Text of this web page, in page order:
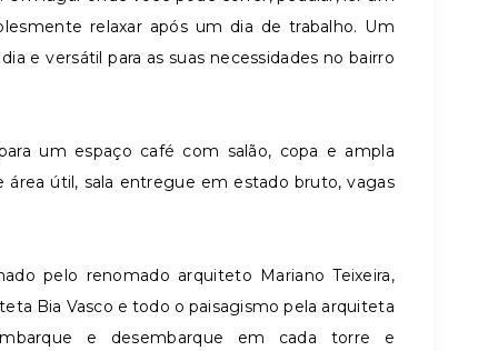
relaxar após um dia de trabalho. Um
e versátil para as suas necessidades no bairro
um espaço café com salão, copa e ampla
área útil, sala entregue em estado bruto, vagas
pelo renomado arquiteto Mariano Teixeira,
Bia Vasco e todo o paisagismo pela arquiteta
e desembarque em cada torre e